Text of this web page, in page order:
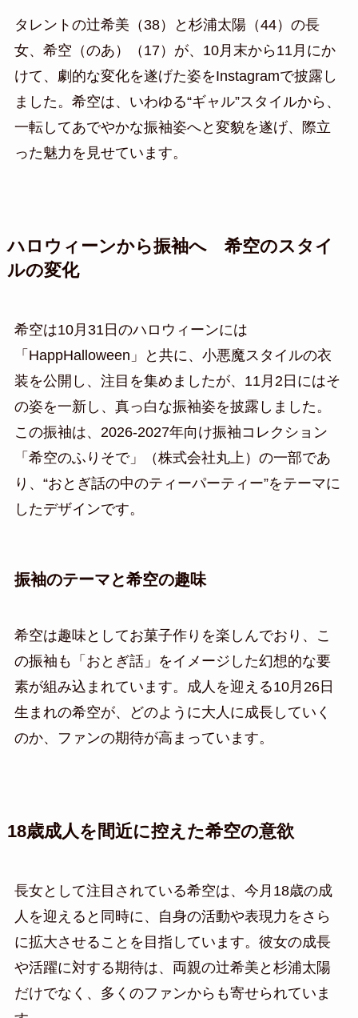
タレントの辻希美（38）と杉浦太陽（44）の長
女、希空（のあ）（17）が、10月末から11月にか
けて、劇的な変化を遂げた姿をInstagramで披露し
ました。希空は、いわゆる“ギャル”スタイルから、
一転してあでやかな振袖姿へと変貌を遂げ、際立
った魅力を見せています。
ハロウィーンから振袖へ 希空のスタイ
ルの変化
希空は10月31日のハロウィーンには
「HappHalloween」と共に、小悪魔スタイルの衣
装を公開し、注目を集めましたが、11月2日にはそ
の姿を一新し、真っ白な振袖姿を披露しました。
この振袖は、2026-2027年向け振袖コレクション
「希空のふりそで」（株式会社丸上）の一部であ
り、“おとぎ話の中のティーパーティー”をテーマに
したデザインです。
振袖のテーマと希空の趣味
希空は趣味としてお菓子作りを楽しんでおり、こ
の振袖も「おとぎ話」をイメージした幻想的な要
素が組み込まれています。成人を迎える10月26日
生まれの希空が、どのように大人に成長していく
のか、ファンの期待が高まっています。
18歳成人を間近に控えた希空の意欲
長女として注目されている希空は、今月18歳の成
人を迎えると同時に、自身の活動や表現力をさら
に拡大させることを目指しています。彼女の成長
や活躍に対する期待は、両親の辻希美と杉浦太陽
だけでなく、多くのファンからも寄せられていま